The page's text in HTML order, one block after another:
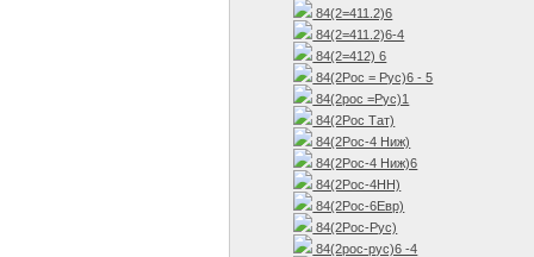
84(2=411.2)6
84(2=411.2)6-4
84(2=412) 6
84(2Рос = Рус)6 - 5
84(2рос =Рус)1
84(2Рос Тат)
84(2Рос-4 Ниж)
84(2Рос-4 Ниж)6
84(2Рос-4НН)
84(2Рос-6Евр)
84(2Рос-Рус)
84(2рос-рус)6 -4